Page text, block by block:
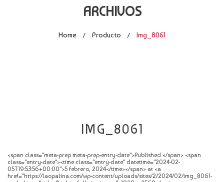
ARCHIVOS
Home / Producto / Img_8061
IMG_8061
<span class="meta-prep meta-prep-entry-date">Published </span> <span
class="entry-date"><time class="entry-date" datetime="2024-02-
05T19:53:56+00:00">5 febrero, 2024</time></span> at <a
href="https://laopalina.com/wp-content/uploads/sites/2/2024/02/img_8061-